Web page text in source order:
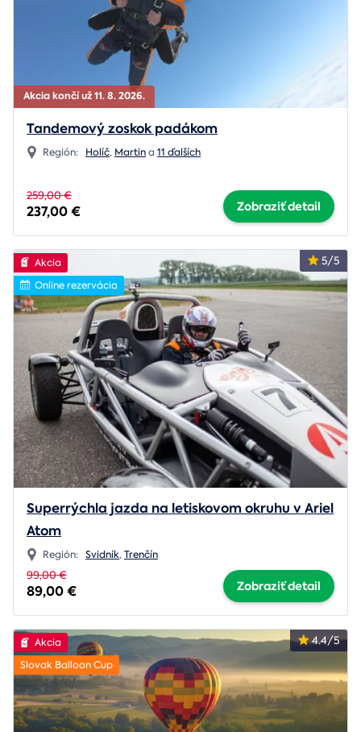
Akcia končí už 11. 8. 2026.
Tandemový zoskok padákom
Región: Holíč, Martina 11 ďalších
259,00 €
237,00 € Zobraziť detail
5/5
Akcia
Online rezervácia
Superrýchla jazda na letiskovom okruhu v Ariel
Atom
Región: Svidník,Trenčín
99,00 €
89,00 € Zobraziť detail
4.4/5
Akcia
Slovak Balloon Cup